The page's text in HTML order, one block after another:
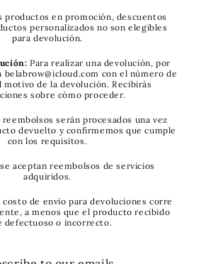
productos en promoción, descuentos
personalizados no son elegibles
para devolución.
Para realizar una devolución, por
belabrow@icloud.com con el número de
motivo de la devolución. Recibirás
sobre cómo proceder.
reembolsos serán procesados una vez
devuelto y confirmemos que cumple
con los requisitos.
aceptan reembolsos de servicios
adquiridos.
costo de envío para devoluciones corre
a menos que el producto recibido
defectuoso o incorrecto.